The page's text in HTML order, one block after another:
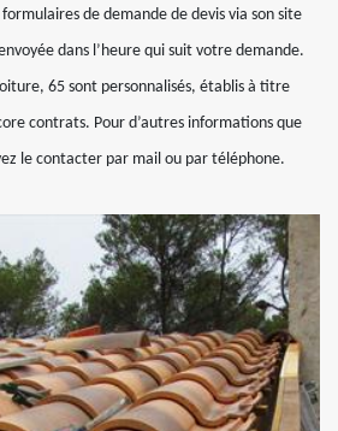
de demande de devis via son site
dans l’heure qui suit votre demande.
65 sont personnalisés, établis à titre
contrats. Pour d’autres informations que
le contacter par mail ou par téléphone.